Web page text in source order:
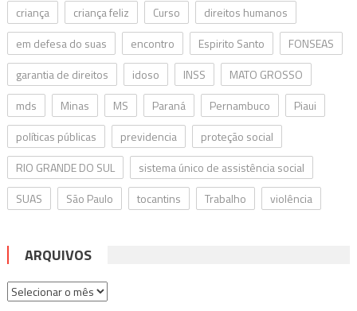
criança
criança feliz Curso
direitos humanos
em defesa do suas
encontro Espirito Santo
FONSEAS
garantia de direitos
idoso INSS
MATO GROSSO
mds
Minas MS Paraná Pernambuco
Piaui
políticas públicas
previdencia
proteção social
RIO GRANDE DO SUL
sistema único de assistência social
SUAS
São Paulo tocantins Trabalho violência
ARQUIVOS
Arquivos